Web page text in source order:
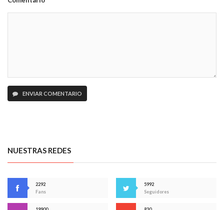
ENVIAR COMENTARIO
NUESTRAS REDES
2292
Fans
5992
Seguidores